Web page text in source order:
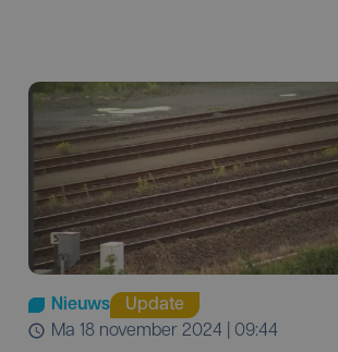
Nieuws
Update
ma 18 november 2024 | 09:44